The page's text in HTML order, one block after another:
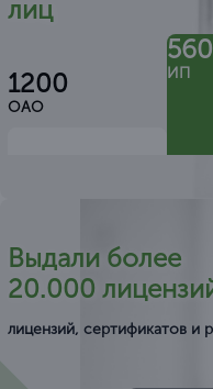
лиц
1200
ОАО
ИП
Выдали более
20.000
лицензий, сертификатов и